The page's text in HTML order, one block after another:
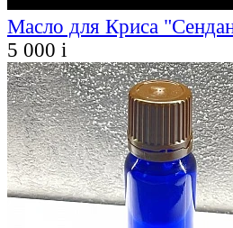
Масло для Криса
5 000 i